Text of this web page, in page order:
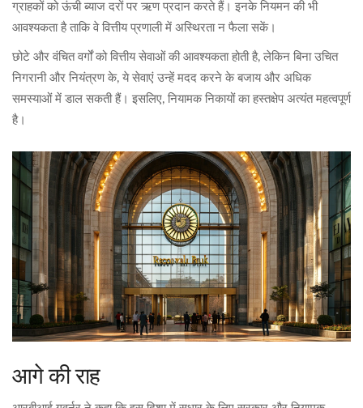
ग्राहकों को ऊंची ब्याज दरों पर ऋण प्रदान करते हैं। इनके नियमन की भी
आवश्यकता है ताकि वे वित्तीय प्रणाली में अस्थिरता न फैला सकें।
छोटे और वंचित वर्गों को वित्तीय सेवाओं की आवश्यकता होती है, लेकिन बिना उचित
निगरानी और नियंत्रण के, ये सेवाएं उन्हें मदद करने के बजाय और अधिक
समस्याओं में डाल सकती हैं। इसलिए, नियामक निकायों का हस्तक्षेप अत्यंत महत्वपूर्ण
है।
आगे की राह